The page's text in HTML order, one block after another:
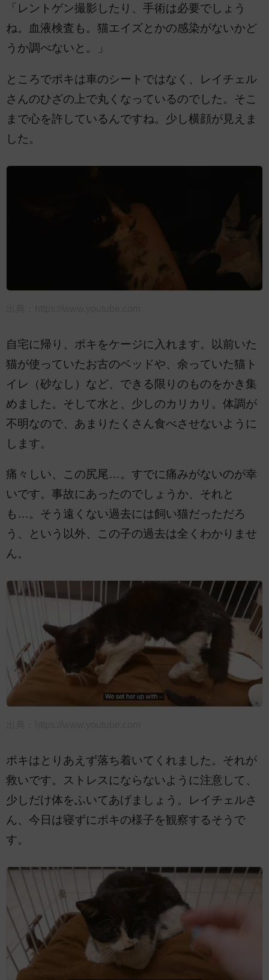
「レントゲン撮影したり、手術は必要でしょう
ね。血液検査も。猫エイズとかの感染がないかど
うか調べないと。」
ところでポキは車のシートではなく、レイチェル
さんのひざの上で丸くなっているのでした。そこ
まで心を許しているんですね。少し横顔が見えま
した。
自宅に帰り、ポキをケージに入れます。以前いた
猫が使っていたお古のベッドや、余っていた猫ト
イレ（砂なし）など、できる限りのものをかき集
めました。そして水と、少しのカリカリ。体調が
不明なので、あまりたくさん食べさせないように
します。
痛々しい、この尻尾…。すでに痛みがないのが幸
いです。事故にあったのでしょうか、それと
も…。そう遠くない過去には飼い猫だっただろ
う、という以外、この子の過去は全くわかりませ
ん。
ポキはとりあえず落ち着いてくれました。それが
救いです。ストレスにならないように注意して、
少しだけ体をふいてあげましょう。レイチェルさ
ん、今日は寝ずにポキの様子を観察するそうで
す。